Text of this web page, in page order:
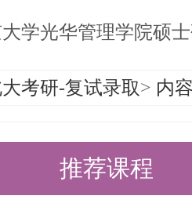
年北京大学光华
备考研清北的同
管理学院硕士研究生统考（金融硕
考研-复试录取> 内容
推荐课程